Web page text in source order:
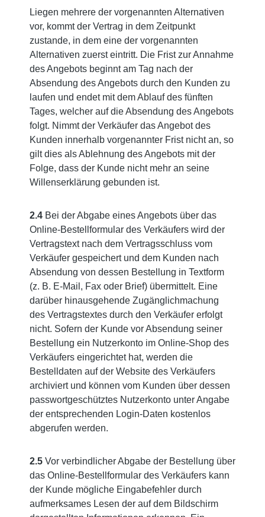
Liegen mehrere der vorgenannten Alternativen
vor, kommt der Vertrag in dem Zeitpunkt
zustande, in dem eine der vorgenannten
Alternativen zuerst eintritt. Die Frist zur Annahme
des Angebots beginnt am Tag nach der
Absendung des Angebots durch den Kunden zu
laufen und endet mit dem Ablauf des fünften
Tages, welcher auf die Absendung des Angebots
folgt. Nimmt der Verkäufer das Angebot des
Kunden innerhalb vorgenannter Frist nicht an, so
gilt dies als Ablehnung des Angebots mit der
Folge, dass der Kunde nicht mehr an seine
Willenserklärung gebunden ist.
2.4 Bei der Abgabe eines Angebots über das
Online-Bestellformular des Verkäufers wird der
Vertragstext nach dem Vertragsschluss vom
Verkäufer gespeichert und dem Kunden nach
Absendung von dessen Bestellung in Textform
(z. B. E-Mail, Fax oder Brief) übermittelt. Eine
darüber hinausgehende Zugänglichmachung
des Vertragstextes durch den Verkäufer erfolgt
nicht. Sofern der Kunde vor Absendung seiner
Bestellung ein Nutzerkonto im Online-Shop des
Verkäufers eingerichtet hat, werden die
Bestelldaten auf der Website des Verkäufers
archiviert und können vom Kunden über dessen
passwortgeschütztes Nutzerkonto unter Angabe
der entsprechenden Login-Daten kostenlos
abgerufen werden.
2.5 Vor verbindlicher Abgabe der Bestellung über
das Online-Bestellformular des Verkäufers kann
der Kunde mögliche Eingabefehler durch
aufmerksames Lesen der auf dem Bildschirm